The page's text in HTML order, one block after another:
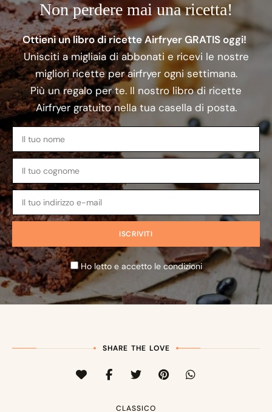
Non perdere mai una ricetta!
Ottieni un libro di ricette Airfryer GRATIS oggi!
Unisciti a migliaia di abbonati e ricevi le nostre
migliori ricette per airfryer ogni settimana.
Più un regalo per te. Il nostro libro di ricette
Airfryer gratuito nella tua casella di posta.
Ho letto e accetto le condizioni
SHARE THE LOVE
CLASSICO